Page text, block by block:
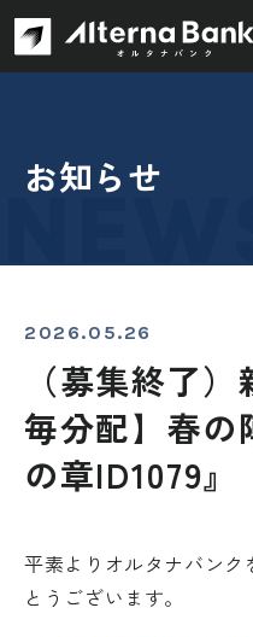
お知らせ
2026.05.26
（募集終了
毎分配】春の
の章ID1079』
平素よりオルタナバン
とうございます。